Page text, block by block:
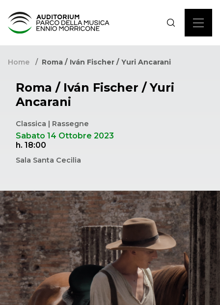
Home Roma / Iván Fischer / Yuri Ancarani
Roma / Iván Fischer / Yuri
Ancarani
Classica | Rassegne
Sabato 14 Ottobre 2023
h. 18:00
Sala Santa Cecilia